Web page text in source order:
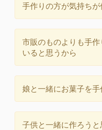
手作りの方が気持ち
市販のものよりも手
いると思うから
娘と一緒にお菓子を
子供と一緒に作ろうと